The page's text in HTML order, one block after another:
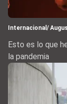
Internacional /
Esto es lo que
la pandemia